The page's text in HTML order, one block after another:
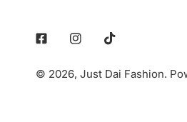
FacebookInstagramTiktok
© 2026, Just Dai Fashion.